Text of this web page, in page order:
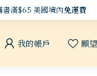
書滿$65 美國境內免運費
我的帳戶 願